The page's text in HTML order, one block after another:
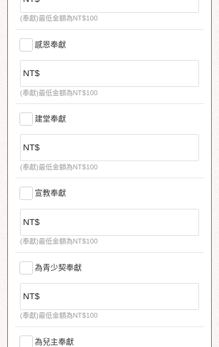
戶名| 財團法人台北市基督教浸信會頌恩堂
銀行| 玉山銀行民權分行(銀行代碼808) 帳號|
0598-940-137893
將您的姓名、奉獻方式、金額及項目 以email或
電話通知，以利年底開立奉獻收據
E- mail:songn.bch@msa.hinet.net
(奉獻)最低金額為NT$100
感恩奉獻
(奉獻)最低金額為NT$100
建堂奉獻
(奉獻)最低金額為NT$100
宣教奉獻
(奉獻)最低金額為NT$100
為青少契奉獻
(奉獻)最低金額為NT$100
為兒主奉獻